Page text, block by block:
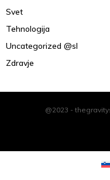
Svet
Tehnologija
Uncategorized @sl
Zdravje
@2023 -